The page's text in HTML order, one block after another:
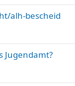
alh-bescheid
Jugendamt?